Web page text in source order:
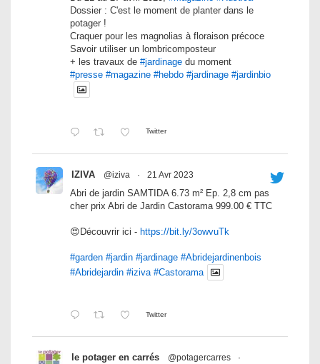
Dossier : C'est le moment de planter dans le
potager !
Craquer pour les magnolias à floraison précoce
Savoir utiliser un lombricomposteur
+ les travaux de #jardinage du moment
#presse #magazine #hebdo #jardinage #jardinbio
Twitter
IZIVA @iziva · 21 Avr 2023
Abri de jardin SAMTIDA 6.73 m² Ep. 2,8 cm pas
cher prix Abri de Jardin Castorama 999.00 € TTC
😍Découvrir ici - https://bit.ly/3owvuTk
#garden #jardin #jardinage #Abridejardinenbois
#Abridejardin #iziva #Castorama
Twitter
le potager en carrés @potagercarres
·